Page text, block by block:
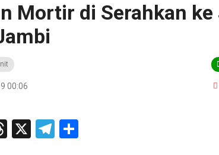
Mortir di Serahkan
00:06
Threads
X Telegram